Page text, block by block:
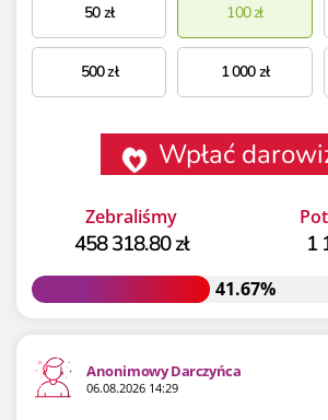
50zł 100zł
500zł 1 000zł
Wpłać
Zebraliśmy
458 318.80 zł 1
41.67%
41.67%
Anonimowy Darczyńca
06.08.2026 14:29